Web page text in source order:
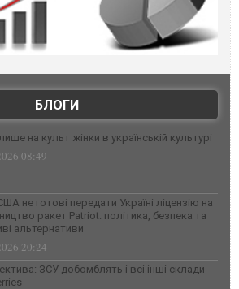
БЛОГИ
на культ жінки в українській культурі
08:49
не готові передати Україні ліцензію на
ракет Patriot: політика, безпека та
альтернативи
20:24
ЗСУ добомблять і всі інші склади